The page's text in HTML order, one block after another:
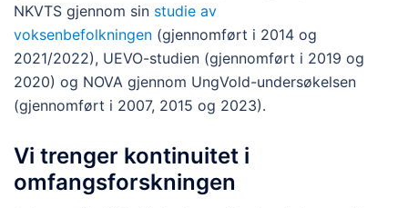
NKVTS gjennom sin studie av
voksenbefolkningen (gjennomført i 2014 og
2021/2022), UEVO-studien (gjennomført i 2019 og
2020) og NOVA gjennom UngVold-undersøkelsen
(gjennomført i 2007, 2015 og 2023).
Vi trenger kontinuitet i
omfangsforskningen